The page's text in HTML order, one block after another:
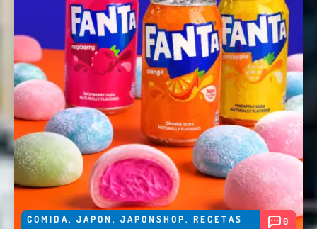
COMIDA, JAPON , JAPONSHOP, RECETAS 0
Nombre *
Email *
Comentario *